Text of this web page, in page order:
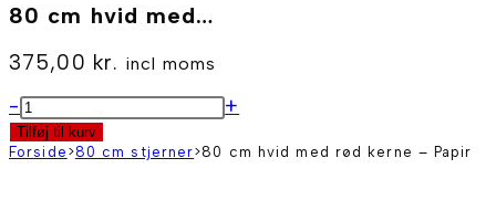
80 cm hvid med…
375,00 kr. incl moms
80
cm
hvid
- +
Tilføj til kurv
Forside >80 cm stjerner>80 cm hvid med rød kerne – Papir